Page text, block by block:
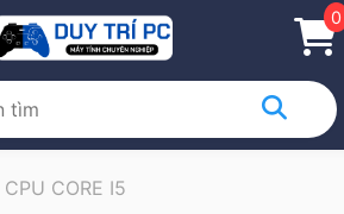
0
CPU CORE I5